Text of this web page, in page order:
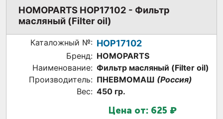
HOMOPARTS HOP17102 - Фильтр
масляный (Filter oil)
Каталожный №: HOP17102
Бренд: HOMOPARTS
Наименование: Фильтр масляный (Filter oil)
Производитель: ПНЕВМОМАШ (Россия)
Вес: 450 гр.
Цена от: 625 ₽